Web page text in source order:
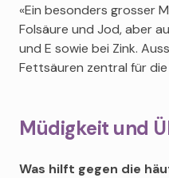
«Ein besonders grosser
Folsäure und Jod, aber
und E sowie bei Zink.
Fettsäuren zentral für
Müdigkeit und
Was hilft gegen die